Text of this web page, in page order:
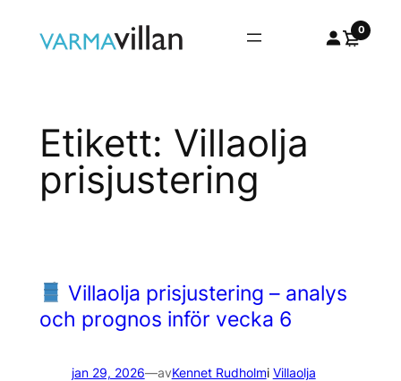
innehåll
0
Etikett: Villaolja
prisjustering
Villaolja prisjustering – analys
och prognos inför vecka 6
jan 29, 2026—avKennet Rudholmi Villaolja